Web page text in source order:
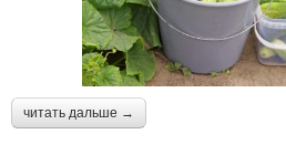
читать дальше →